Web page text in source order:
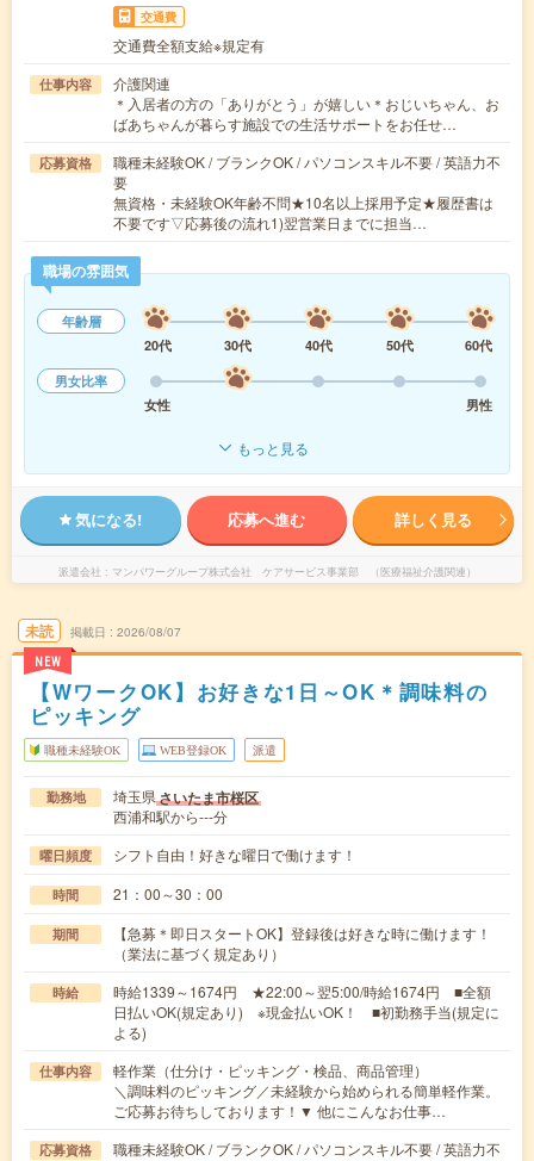
交通費
交通費全額支給※規定有
仕事内容
介護関連
＊入居者の方の「ありがとう」が嬉しい＊おじいちゃん、お
ばあちゃんが暮らす施設での生活サポートをお任せ…
応募資格
職種未経験OK / ブランクOK / パソコンスキル不要 / 英語力不
要
無資格・未経験OK年齢不問★10名以上採用予定★履歴書は
不要です▽応募後の流れ1)翌営業日までに担当…
職場の雰囲気
年齢層
20代
30代 40代 50代
60代
男女比率
女性
男性
もっと見る
気になる! 応募へ進む 詳しく見る
派遣会社 マンパワーグループ株式会社 ケアサービス事業部 （医療福祉介護関連）
未読
NEW
掲載日 2026/08/07
【WワークOK】お好きな1日～OK＊調味料の
ピッキング
職種未経験OK WEB登録OK 派遣
勤務地 埼玉県さいたま市桜区
西浦和駅から---分
曜日頻度 シフト自由！好きな曜日で働けます！
時間 21：00～30：00
期間
【急募＊即日スタートOK】登録後は好きな時に働けます！
（業法に基づく規定あり）
時給
時給1339～1674円 ★22:00～翌5:00/時給1674円 ■全額
日払いOK(規定あり) ※現金払いOK！ ■初勤務手当(規定に
よる)
仕事内容
軽作業（仕分け・ピッキング・検品、商品管理）
＼調味料のピッキング／未経験から始められる簡単軽作業。
ご応募お待ちしております！▼ 他にこんなお仕事…
応募資格
職種未経験OK / ブランクOK / パソコンスキル不要 / 英語力不